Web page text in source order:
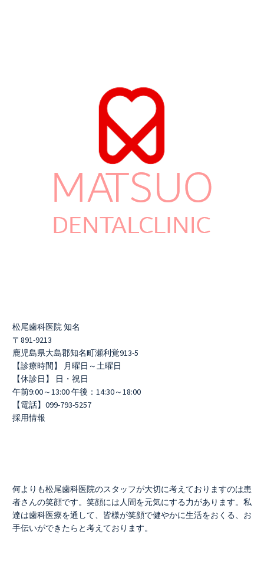
松尾歯科医院 知名
〒891-9213
鹿児島県大島郡知名町瀬利覚913-5
【診療時間】 月曜日～土曜日
【休診日】 日・祝日
午前9:00～13:00 午後：14:30～18:00
【電話】099-793-5257
採用情報
何よりも松尾歯科医院のスタッフが大切に考えておりますのは患
者さんの笑顔です。笑顔には人間を元気にする力があります。私
達は歯科医療を通して、皆様が笑顔で健やかに生活をおくる、お
手伝いができたらと考えております。